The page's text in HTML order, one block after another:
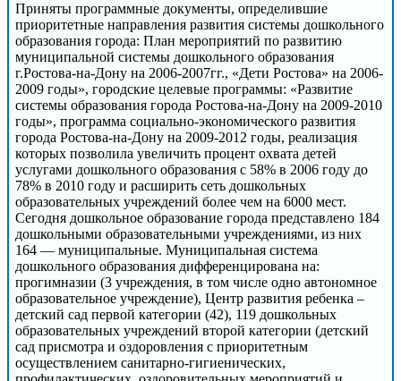
Приняты программные документы, определившие
приоритетные направления развития системы дошкольного
образования города: План мероприятий по развитию
муниципальной системы дошкольного образования
г.Ростова-на-Дону на 2006-2007гг., «Дети Ростова» на 2006-
2009 годы», городские целевые программы: «Развитие
системы образования города Ростова-на-Дону на 2009-2010
годы», программа социально-экономического развития
города Ростова-на-Дону на 2009-2012 годы, реализация
которых позволила увеличить процент охвата детей
услугами дошкольного образования с 58% в 2006 году до
78% в 2010 году и расширить сеть дошкольных
образовательных учреждений более чем на 6000 мест.
Сегодня дошкольное образование города представлено 184
дошкольными образовательными учреждениями, из них
164 — муниципальные. Муниципальная система
дошкольного образования дифференцирована на:
прогимназии (3 учреждения, в том числе одно автономное
образовательное учреждение), Центр развития ребенка –
детский сад первой категории (42), 119 дошкольных
образовательных учреждений второй категории (детский
сад присмотра и оздоровления с приоритетным
осуществлением санитарно-гигиенических,